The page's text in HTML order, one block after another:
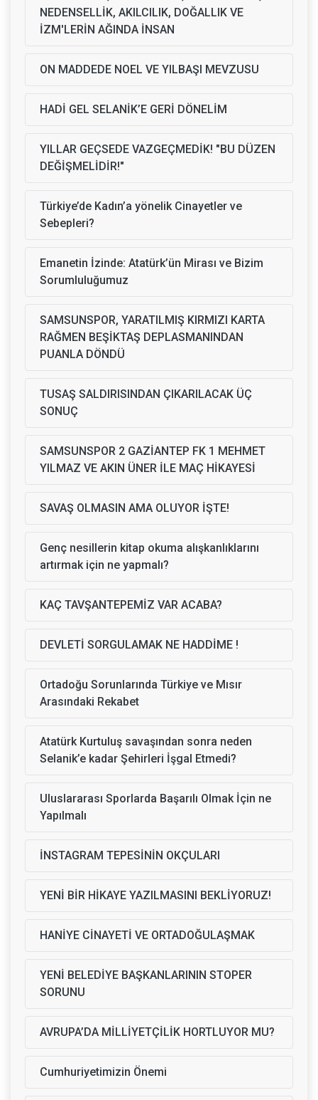
NEDENSELLİK, AKILCILIK, DOĞALLIK VE
İZM'LERİN AĞINDA İNSAN
ON MADDEDE NOEL VE YILBAŞI MEVZUSU
HADİ GEL SELANİK’E GERİ DÖNELİM
YILLAR GEÇSEDE VAZGEÇMEDİK! "BU DÜZEN
DEĞİŞMELİDİR!"
Türkiye’de Kadın’a yönelik Cinayetler ve
Sebepleri?
Emanetin İzinde: Atatürk’ün Mirası ve Bizim
Sorumluluğumuz
SAMSUNSPOR, YARATILMIŞ KIRMIZI KARTA
RAĞMEN BEŞİKTAŞ DEPLASMANINDAN
PUANLA DÖNDÜ
TUSAŞ SALDIRISINDAN ÇIKARILACAK ÜÇ
SONUÇ
SAMSUNSPOR 2 GAZİANTEP FK 1 MEHMET
YILMAZ VE AKIN ÜNER İLE MAÇ HİKAYESİ
SAVAŞ OLMASIN AMA OLUYOR İŞTE!
Genç nesillerin kitap okuma alışkanlıklarını
artırmak için ne yapmalı?
KAÇ TAVŞANTEPEMİZ VAR ACABA?
DEVLETİ SORGULAMAK NE HADDİME !
Ortadoğu Sorunlarında Türkiye ve Mısır
Arasındaki Rekabet
Atatürk Kurtuluş savaşından sonra neden
Selanik’e kadar Şehirleri İşgal Etmedi?
Uluslararası Sporlarda Başarılı Olmak İçin ne
Yapılmalı
İNSTAGRAM TEPESİNİN OKÇULARI
YENİ BİR HİKAYE YAZILMASINI BEKLİYORUZ!
HANİYE CİNAYETİ VE ORTADOĞULAŞMAK
YENİ BELEDİYE BAŞKANLARININ STOPER
SORUNU
AVRUPA’DA MİLLİYETÇİLİK HORTLUYOR MU?
Cumhuriyetimizin Önemi